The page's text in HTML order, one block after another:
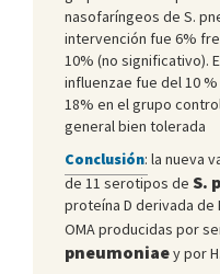
nasofaríngeos de S.
intervención fue 6%
10% (no significativo).
influenzae fue del 10
18% en el grupo
general bien tolerada
Conclusión: la nueva
de 11 serotipos de S.
proteína D derivada
OMA producidas por
pneumoniaey por